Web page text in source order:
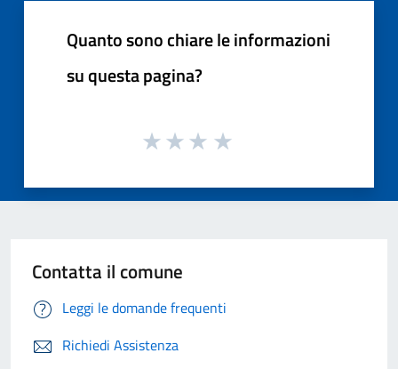
Quanto sono chiare le informazioni
su questa pagina?
Contatta il comune
Leggi le domande frequenti
Richiedi Assistenza